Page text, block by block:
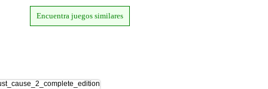
Encuentra juegos similares